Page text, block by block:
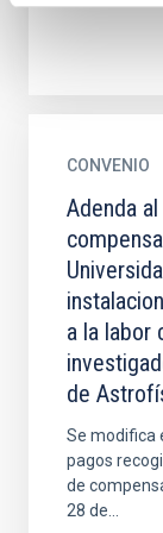
CONVENIO
Adenda
a la labor
de
Se modifica
pagos
de
28 de...